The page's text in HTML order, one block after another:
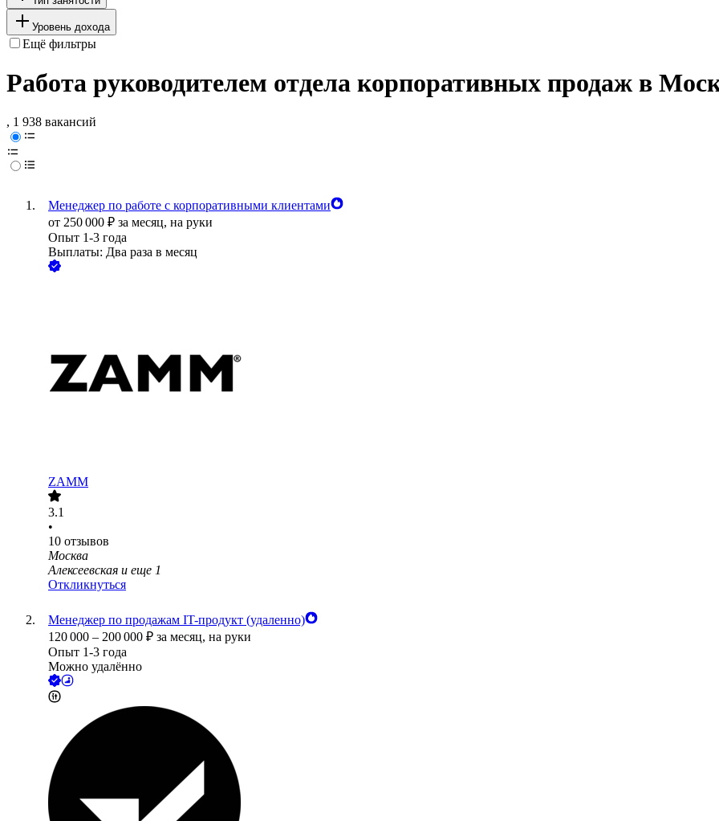
Уровень дохода
Ещё фильтры
Работа руководителем отдела корпоративных продаж в
, 1 938 вакансий
Менеджер по работе с корпоративными клиентами
от 250 000 ₽ за месяц, на руки
Опыт 1-3 года
Выплаты: Два раза в месяц
ZAMM
3.1
•
10 отзывов
Москва
Алексеевская и еще 1
Откликнуться
Менеджер по продажам IT-продукт (удаленно)
120 000 – 200 000 ₽ за месяц, на руки
Опыт 1-3 года
Можно удалённо